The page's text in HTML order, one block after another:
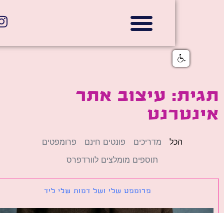
עיצוב אתר
מדריכים פונטים חינם
פרומפטים
תוספים מומלצים לוורדפרס
פרומפט שלי ושל דמות שלי ליד